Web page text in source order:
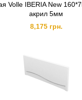
Volle IBERIA New
акрил 5мм
8,175 грн.